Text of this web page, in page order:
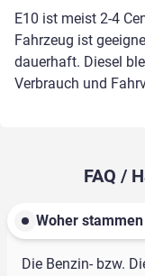
E10 ist meist 2-4
Fahrzeug ist
dauerhaft. Diesel
Verbrauch und
FAQ /
Woher
Die Benzin- bzw.